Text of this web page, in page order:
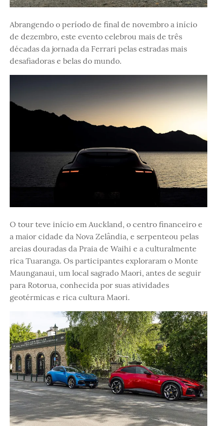
Abrangendo o período de final de novembro a início
de dezembro, este evento celebrou mais de três
décadas da jornada da Ferrari pelas estradas mais
desafiadoras e belas do mundo.
O tour teve início em Auckland, o centro financeiro e
a maior cidade da Nova Zelândia, e serpenteou pelas
areias douradas da Praia de Waihi e a culturalmente
rica Tuaranga. Os participantes exploraram o Monte
Maunganaui, um local sagrado Maori, antes de seguir
para Rotorua, conhecida por suas atividades
geotérmicas e rica cultura Maori.